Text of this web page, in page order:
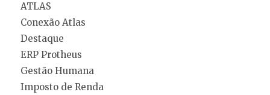
ATLAS
Conexão Atlas
Destaque
ERP Protheus
Gestão Humana
Imposto de Renda